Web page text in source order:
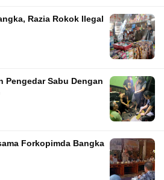
Razia Rokok Ilegal
Pengedar Sabu Dengan
Forkopimda Bangka